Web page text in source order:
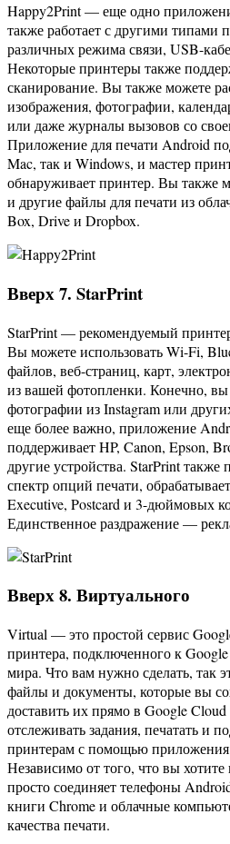
Happy2Print — еще одно
также работает с другими типами
различных режима связи, USB-
Некоторые принтеры также
сканирование. Вы также можете
изображения, фотографии,
или даже журналы вызовов со
Приложение для печати Android
Mac, так и Windows, и мастер
обнаруживает принтер. Вы также
и другие файлы для печати из
Box, Drive и Dropbox.
Вверх 7. StarPrint
StarPrint — рекомендуемый
Вы можете использовать Wi-Fi,
файлов, веб-страниц, карт,
из вашей фотопленки. Конечно, вы
фотографии из Instagram или
еще более важно, приложение
поддерживает HP, Canon, Epson,
другие устройства. StarPrint
спектр опций печати,
Executive, Postcard и 3-дюймовых
Единственное раздражение —
Вверх 8. Виртуального
Virtual — это простой сервис
принтера, подключенного к
мира. Что вам нужно сделать, так
файлы и документы, которые вы
доставить их прямо в Google
отслеживать задания, печатать и
принтерам с помощью
Независимо от того, что вы хотите
просто соединяет телефоны
книги Chrome и облачные
качества печати.